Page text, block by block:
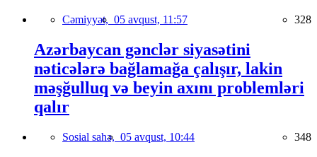
Cəmiyyət, 05 avqust, 11:57 328
Azərbaycan gənclər siyasətini
nəticələrə bağlamağa çalışır, lakin
məşğulluq və beyin axını problemləri
qalır
Sosial sahə, 05 avqust, 10:44 348